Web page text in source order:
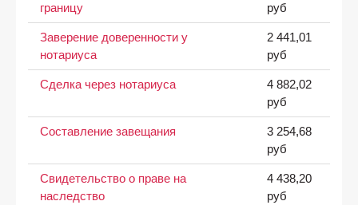
границу
руб
Заверение доверенности у
нотариуса
2 441,01
руб
Сделка через нотариуса
4 882,02
руб
Составление завещания
3 254,68
руб
Свидетельство о праве на
наследство
4 438,20
руб